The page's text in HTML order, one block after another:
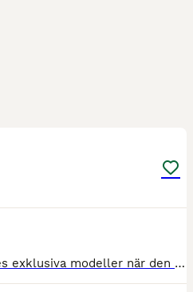
Äldre Equipe Extreme, en av Equipes exklusiva modeller när den gjordes. Den har memory foam paneler och formar sig efter hästen. 17", normala kåpor som är framskurna på den här modellen. Bom -1, dvs n